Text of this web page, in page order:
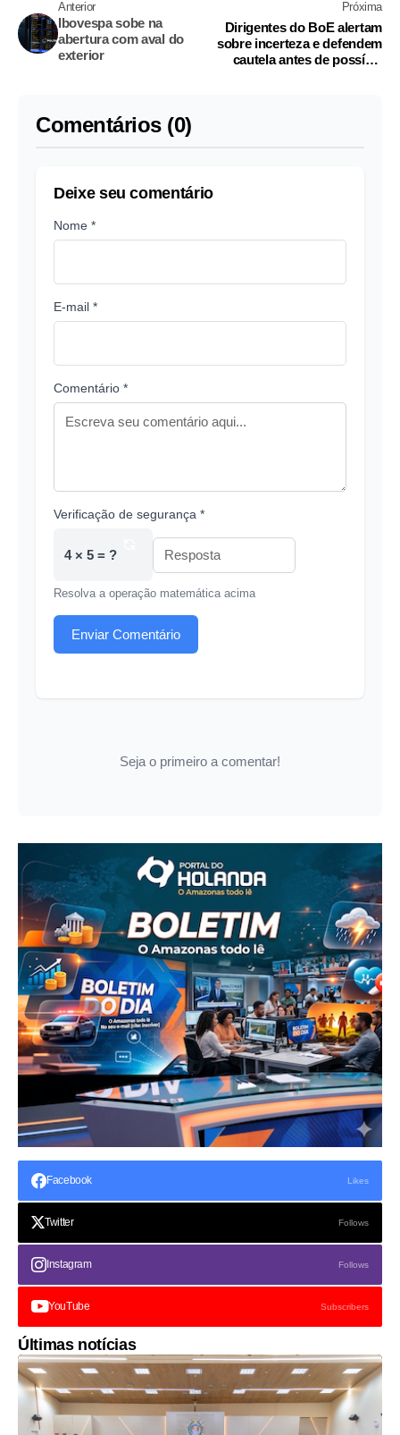
Anterior
Ibovespa sobe na
abertura com aval do
exterior
Próxima
Dirigentes do BoE alertam
sobre incerteza e defendem
cautela antes de possível
Comentários (0)
Deixe seu comentário
Nome *
E-mail *
Comentário *
Verificação de segurança *
4 × 5 = ?
Resolva a operação matemática acima
Enviar Comentário
Seja o primeiro a comentar!
Facebook Likes
Twitter Follows
Instagram Follows
YouTube Subscribers
Últimas notícias